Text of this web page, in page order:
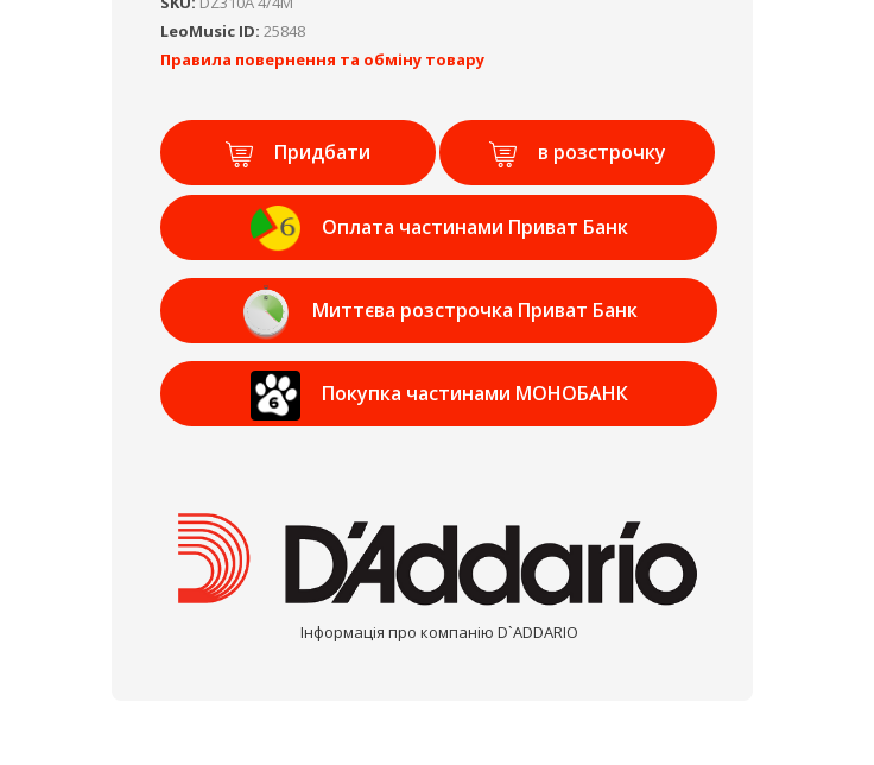
LeoMusic ID: 25848
Правила повернення та обміну товару
Придбати в розстрочку
Оплата частинами Приват Банк
Миттєва розстрочка Приват Банк
Покупка частинами МОНОБАНК
Інформація про компанію D`ADDARIO